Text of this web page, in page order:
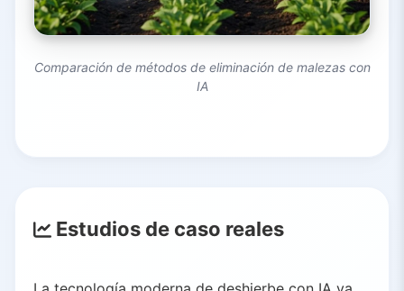
Comparación de métodos de eliminación de malezas con
IA
Estudios de caso reales